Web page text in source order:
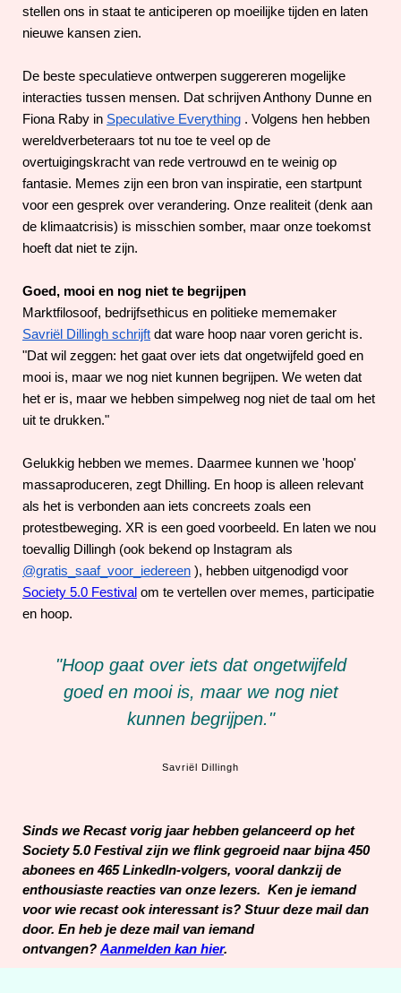
stellen ons in staat te anticiperen op moeilijke tijden en laten
nieuwe kansen zien.
De beste speculatieve ontwerpen suggereren mogelijke
interacties tussen mensen. Dat schrijven Anthony Dunne en
Fiona Raby in Speculative Everything . Volgens hen hebben
wereldverbeteraars tot nu toe te veel op de
overtuigingskracht van rede vertrouwd en te weinig op
fantasie. Memes zijn een bron van inspiratie, een startpunt
voor een gesprek over verandering. Onze realiteit (denk aan
de klimaatcrisis) is misschien somber, maar onze toekomst
hoeft dat niet te zijn.
Goed, mooi en nog niet te begrijpen
Marktfilosoof, bedrijfsethicus en politieke mememaker
Savriël Dillingh schrijft dat ware hoop naar voren gericht is.
"Dat wil zeggen: het gaat over iets dat ongetwijfeld goed en
mooi is, maar we nog niet kunnen begrijpen. We weten dat
het er is, maar we hebben simpelweg nog niet de taal om het
uit te drukken."
Gelukkig hebben we memes. Daarmee kunnen we 'hoop'
massaproduceren, zegt Dhilling. En hoop is alleen relevant
als het is verbonden aan iets concreets zoals een
protestbeweging. XR is een goed voorbeeld. En laten we nou
toevallig Dillingh (ook bekend op Instagram als
@gratis_saaf_voor_iedereen ), hebben uitgenodigd voor
Society 5.0 Festival om te vertellen over memes, participatie
en hoop.
"Hoop gaat over iets dat ongetwijfeld
goed en mooi is, maar we nog niet
kunnen begrijpen."
Savriël Dillingh
Sinds we Recast vorig jaar hebben gelanceerd op het
Society 5.0 Festival zijn we flink gegroeid naar bijna 450
abonees en 465 LinkedIn-volgers, vooral dankzij de
enthousiaste reacties van onze lezers. Ken je iemand
voor wie recast ook interessant is? Stuur deze mail dan
door. En heb je deze mail van iemand
ontvangen? Aanmelden kan hier.